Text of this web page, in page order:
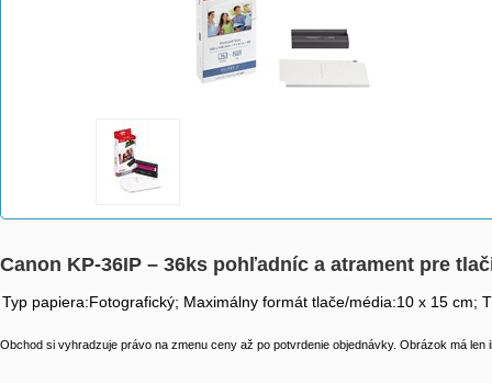
Canon KP-36IP – 36ks pohľadníc a atrament pre
Typ papiera:Fotografický; Maximálny formát tlače/média:10 x 15 cm;
Obchod si vyhradzuje právo na zmenu ceny až po potvrdenie objednávky. Obrázok má len